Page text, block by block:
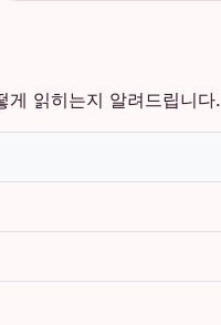
읽히는지 알려드립니다.